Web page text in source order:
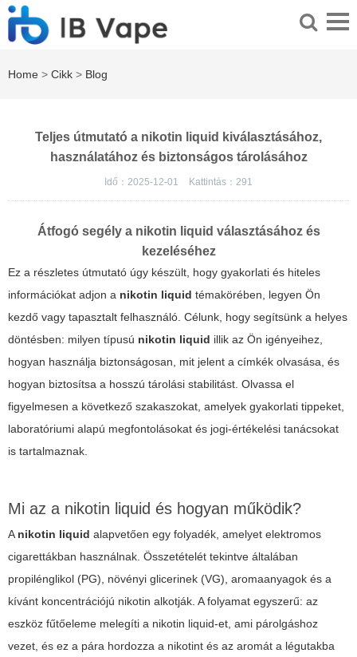
Home > Cikk > Blog
Teljes útmutató a nikotin liquid kiválasztásához,
használatához és biztonságos tárolásához
Idő：2025-12-01 Kattintás： 291
Átfogó segély a nikotin liquid választásához és
kezeléséhez
Ez a részletes útmutató úgy készült, hogy gyakorlati és hiteles
információkat adjon a nikotin liquid témakörében, legyen Ön
kezdő vagy tapasztalt felhasználó. Célunk, hogy segítsünk a helyes
döntésben: milyen típusú nikotin liquid illik az Ön igényeihez,
hogyan használja biztonságosan, mit jelent a címkék olvasása, és
hogyan biztosítsa a hosszú tárolási stabilitást. Olvassa el
figyelmesen a következő szakaszokat, amelyek gyakorlati tippeket,
laboratóriumi alapú megfontolásokat és jogi-értékelési tanácsokat
is tartalmaznak.
Mi az a nikotin liquid és hogyan működik?
Anikotin liquid alapvetően egy folyadék, amelyet elektromos
cigarettákban használnak. Összetételét tekintve általában
propilénglikol (PG), növényi glicerinek (VG), aromaanyagok és a
kívánt koncentrációjú nikotin alkotják. A folyamat egyszerű: az
eszköz fűtőeleme melegíti a nikotin liquid-et, ami párolgáshoz
vezet, és ez a pára hordozza a nikotint és az aromát a légutakba